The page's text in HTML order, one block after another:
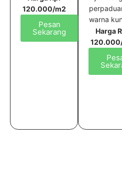
120.000/m2
Pesan
Sekarang
warna
Harga